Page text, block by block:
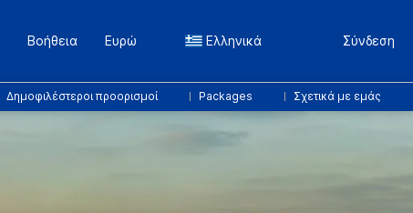
Βοήθεια Ευρώ Ελληνικά Σύνδεση
Δημοφιλέστεροι προορισμοί Packages Σχετικά με εμάς